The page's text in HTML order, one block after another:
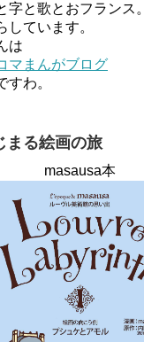
字と歌とおフランス。
しています。
は
マまんがブログ
すわ。
まる絵画の旅
masausa本